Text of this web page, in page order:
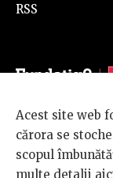
RSS
© 2026 BRD
Scena 9 este un
GÉNÉRALE
Acest site web
cărora se
scopul
multe detalii